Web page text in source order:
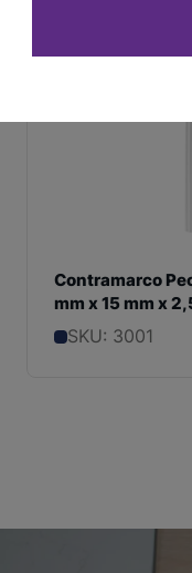
Contramarco
mm x 15 mm x
SKU: 3001